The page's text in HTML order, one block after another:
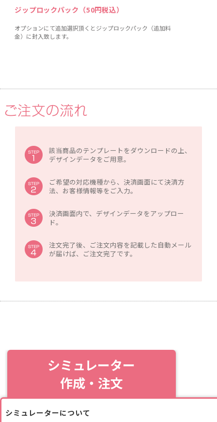
ジップロックパック（50円税込）
オプションにて追加選択頂くとジップロックパック（追加料
金）に封入致します。
該当商品のテンプレートをダウンロードの上、
デザインデータをご用意。
ご希望の対応機種から、決済画面にて決済方
法、お客様情報等をご入力。
決済画面内で、デザインデータをアップロー
ド。
注文完了後、ご注文内容を記載した自動メール
が届けば、ご注文完了です。
シミュレーター
作成・注文
シミュレーターについて